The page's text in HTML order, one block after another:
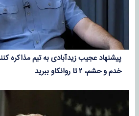
پیشنهاد عجیب زیدآبادی به تیم مذاکره
خدم و حشم، ۲ تا روانکاو ببرید